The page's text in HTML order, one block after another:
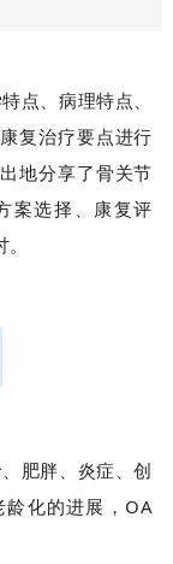
点、病理特点、
复治疗要点进行
地分享了骨关节
案选择、康复评
肥胖、炎症、创
化的进展，OA